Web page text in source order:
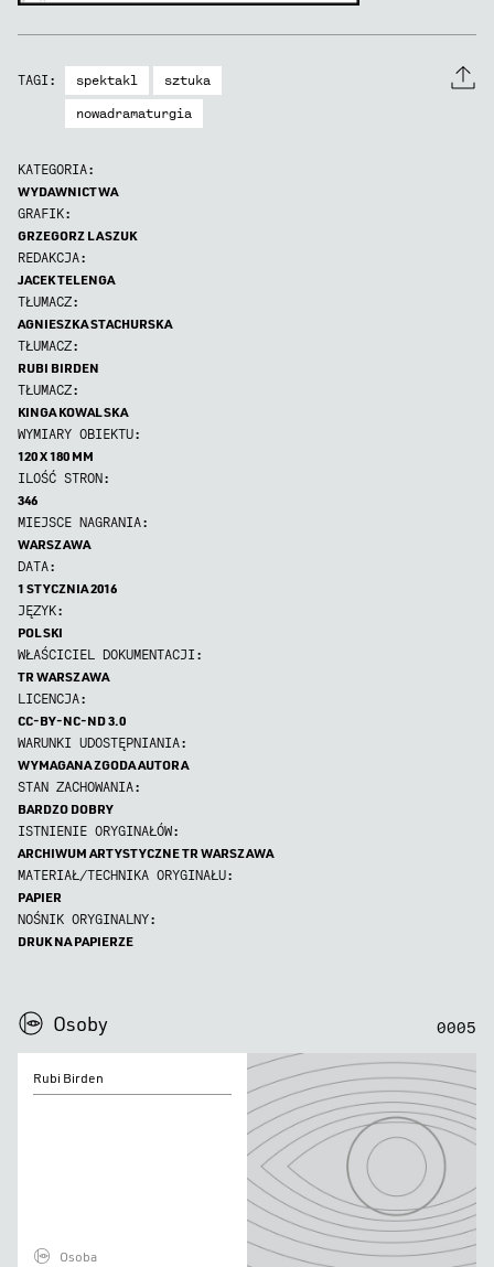
TAGI: spektakl
sztuka
nowadramaturgia
KATEGORIA:
WYDAWNICTWA
GRAFIK:
GRZEGORZ LASZUK
REDAKCJA:
JACEK TELENGA
TŁUMACZ:
AGNIESZKA STACHURSKA
TŁUMACZ:
RUBI BIRDEN
TŁUMACZ:
KINGA KOWALSKA
WYMIARY OBIEKTU:
120 X 180 MM
ILOŚĆ STRON:
346
MIEJSCE NAGRANIA:
WARSZAWA
DATA:
1 STYCZNIA 2016
JĘZYK:
POLSKI
WŁAŚCICIEL DOKUMENTACJI:
TR WARSZAWA
LICENCJA:
CC-BY-NC-ND 3.0
WARUNKI UDOSTĘPNIANIA:
WYMAGANA ZGODA AUTORA
STAN ZACHOWANIA:
BARDZO DOBRY
ISTNIENIE ORYGINAŁÓW:
ARCHIWUM ARTYSTYCZNE TR WARSZAWA
MATERIAŁ/TECHNIKA ORYGINAŁU:
PAPIER
NOŚNIK ORYGINALNY:
DRUK NA PAPIERZE
Osoby
0005
Birden
Rubi Birden
Osoba